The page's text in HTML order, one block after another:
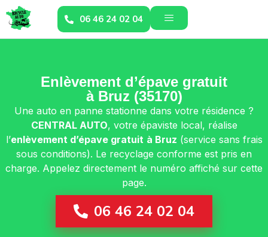
06 46 24 02 04
Enlèvement d’épave gratuit
à Bruz (35170)
Une auto en panne stationne dans votre résidence ?
CENTRAL AUTO, votre épaviste local, réalise
l’enlèvement d’épave gratuit à Bruz (service sans frais
sous conditions). Le recyclage conforme est pris en
charge. Appelez directement le numéro affiché sur cette
page.
06 46 24 02 04